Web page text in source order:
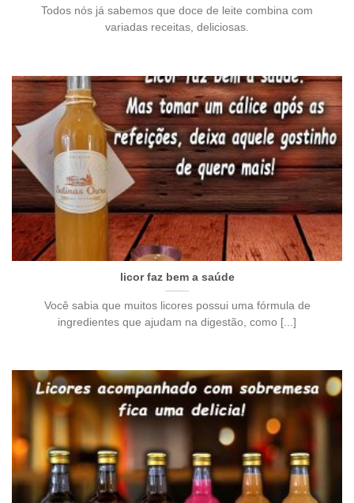
Todos nós já sabemos que doce de leite combina com
variadas receitas, deliciosas.
licor faz bem a saúde
Você sabia que muitos licores possui uma fórmula de
ingredientes que ajudam na digestão, como [...]